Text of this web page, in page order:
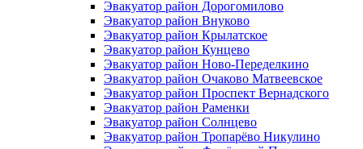
Эвакуатор район Дорогомилово
Эвакуатор район Внуково
Эвакуатор район Крылатское
Эвакуатор район Кунцево
Эвакуатор район Ново-Переделкино
Эвакуатор район Очаково Матвеевское
Эвакуатор район Проспект Вернадского
Эвакуатор район Раменки
Эвакуатор район Солнцево
Эвакуатор район Тропарёво Никулино